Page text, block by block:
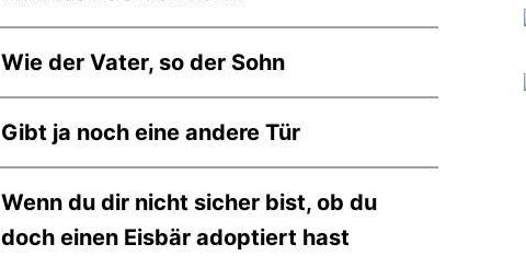
Wie der Vater, so der Sohn
Gibt ja noch eine andere Tür
Wenn du dir nicht sicher bist, ob du
doch einen Eisbär adoptiert hast